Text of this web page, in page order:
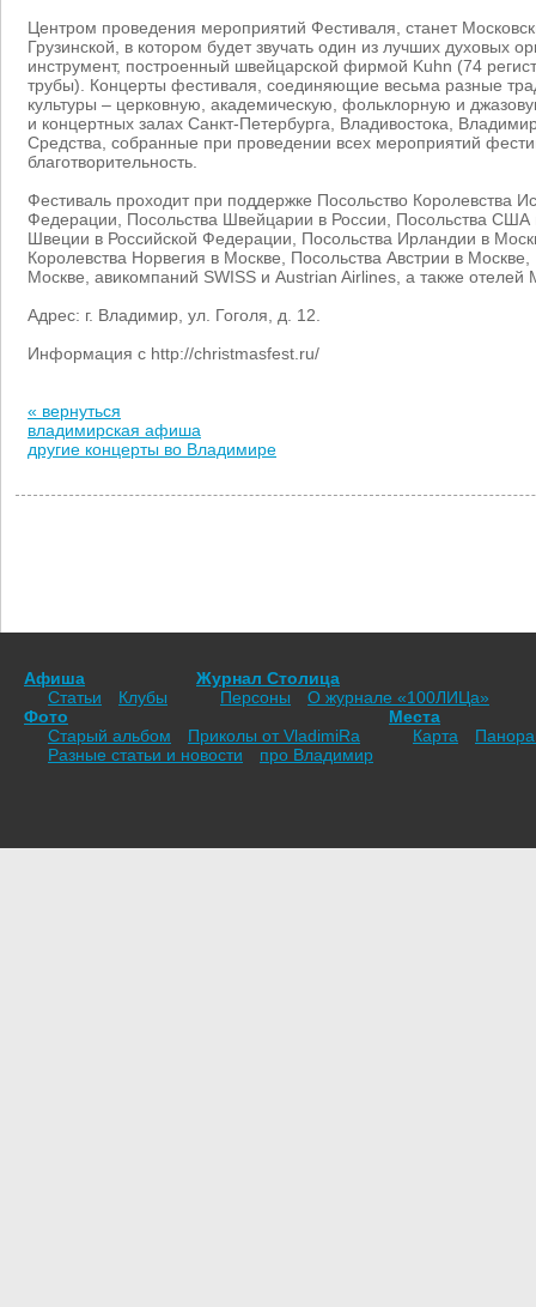
Центром проведения мероприятий Фестиваля, станет
Грузинской, в котором будет звучать один из лучших духовых
инструмент, построенный швейцарской фирмой Kuhn (74
трубы). Концерты фестиваля, соединяющие весьма разные
культуры – церковную, академическую, фольклорную и
и концертных залах Санкт-Петербурга, Владивостока,
Средства, собранные при проведении всех мероприятий
благотворительность.
Фестиваль проходит при поддержке Посольство Королевства
Федерации, Посольства Швейцарии в России, Посольства США
Швеции в Российской Федерации, Посольства Ирландии в
Королевства Норвегия в Москве, Посольства Австрии в Москве,
Москве, авикомпаний SWISS и Austrian Airlines, а также отелей
Адрес: г. Владимир, ул. Гоголя, д. 12.
Информация с http://christmasfest.ru/
« вернуться
владимирская афиша
другие концерты во Владимире
Афиша
Статьи
Клубы
Журнал Столица
Персоны
О журнале «100ЛИЦа»
Фото
Старый альбом
Приколы от VladimiRа
Места
Карта
Разные статьи и новости
про Владимир